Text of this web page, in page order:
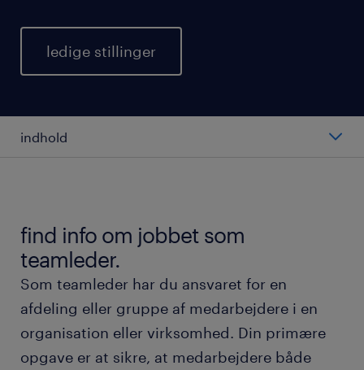
ledige stillinger
indhold
gennemsnitslønnen for en teamleder
typer af teamledere
arbejdet som teamleder
arbejdsmiljø og arbejdstider
find info om jobbet som
teamleder.
Som teamleder har du ansvaret for en
afdeling eller gruppe af medarbejdere i en
organisation eller virksomhed. Din primære
opgave er at sikre, at medarbejdere både